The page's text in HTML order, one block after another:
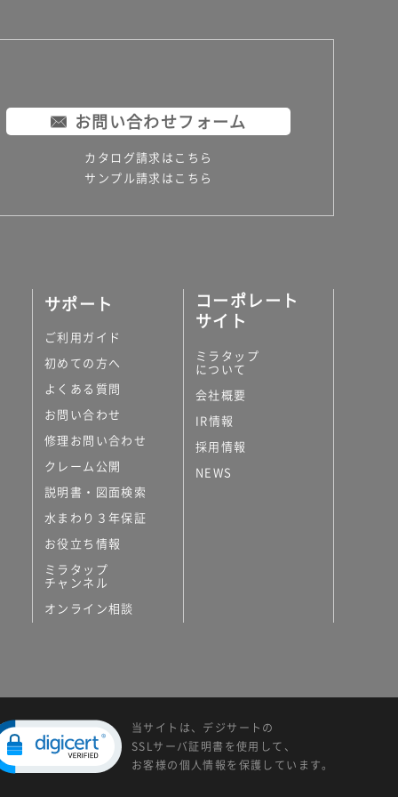
お問い合わせフォーム
カタログ請求はこちら
サンプル請求はこちら
サポート
ご利用ガイド
初めての方へ
よくある質問
お問い合わせ
修理お問い合わせ
クレーム公開
説明書・図面検索
水まわり３年保証
お役立ち情報
ミラタップ
チャンネル
オンライン相談
コーポレート
サイト
ミラタップ
について
会社概要
IR情報
採用情報
NEWS
当サイトは、デジサートの
SSLサーバ証明書を使用して、
お客様の個人情報を保護しています。